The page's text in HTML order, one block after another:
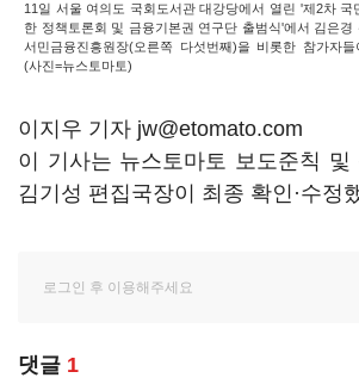
11일 서울 여의도 국회도서관 대강당에서 열린 '제2차 국
한 정책토론회 및 금융기본권 연구단 출범식'에서 김은경
서민금융진흥원장(오른쪽 다섯번째)을 비롯한 참가자
(사진=뉴스토마토)
이지우 기자 jw@etomato.com
이 기사는 뉴스토마토 보도준칙 및
김기성 편집국장이 최종 확인·수정
댓글 1